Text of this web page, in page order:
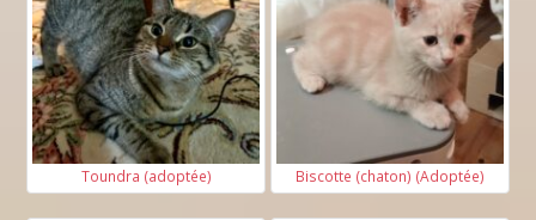
Toundra (adoptée) Biscotte (chaton) (Adoptée)